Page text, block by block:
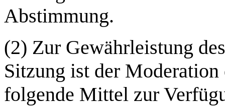
Abstimmung.
(2) Zur Gewährleistung
Sitzung ist der Moderation
folgende Mittel zur